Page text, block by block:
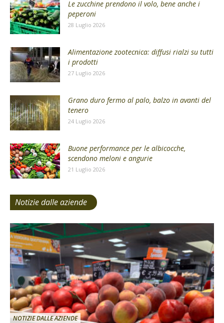
Le zucchine prendono il volo, bene anche i
peperoni
28 Luglio 2026
Alimentazione zootecnica: diffusi rialzi su tutti
i prodotti
27 Luglio 2026
Grano duro fermo al palo, balzo in avanti del
tenero
24 Luglio 2026
Buone performance per le albicocche,
scendono meloni e angurie
21 Luglio 2026
Notizie dalle aziende
NOTIZIE DALLE AZIENDE